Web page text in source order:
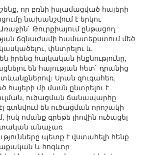
որ բռնի իսլամացված հայերի
նախանշվում է երկու
Առաջին` Թուրքիայում ընթացող
ճգնաժամի համատեքստում մեծ
փնտրելու և
իրենց հայկական ինքնությունը,
են հայության հետ` դրանից
Սրան զուգահեռ,
մի մասն ընտրելու է
ուծացման ճանապարհը
գտնվում են ուծացման որոշակի
ոմանք գրեթե լիովին ուծացել
անաչառ
պետք է վստահելի հենք
և հոգևոր